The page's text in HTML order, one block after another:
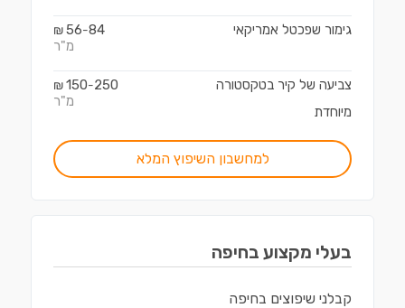
גימור שפכטל אמריקאי 56-84
₪
מ"ר
צביעה של קיר בטקסטורה
מיוחדת
150-250
₪
מ"ר
למחשבון השיפוץ המלא
בעלי מקצוע בחיפה
קבלני שיפוצים בחיפה